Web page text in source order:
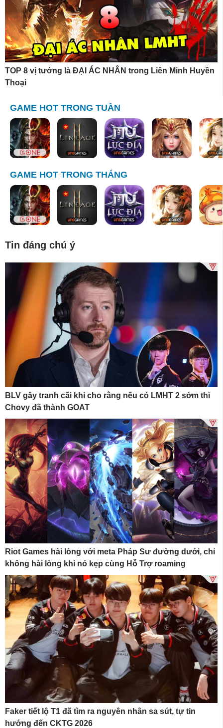
TOP 8 vị tướng là ĐẠI ÁC NHÂN trong Liên Minh Huyền
Thoại
GAME HOT TRONG TUẦN
GAME HOT TRONG THÁNG
Tin đáng chú ý
BLV gây tranh cãi khi cho rằng nếu có LMHT 2 sớm thì
Chovy đã thành GOAT
Riot Games hài lòng với meta Pháp Sư đường dưới, chỉ
không hài lòng khi nó kẹp cùng Hỗ Trợ roaming
Faker tiết lộ T1 đã tìm ra nguyên nhân sa sút, tự tin
hướng đến CKTG 2026